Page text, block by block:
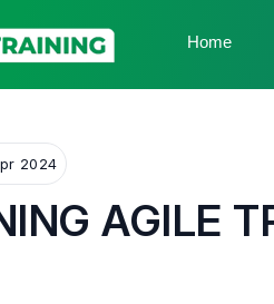
Home
2024
AGILE